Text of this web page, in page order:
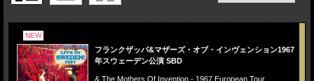
NEW
フランクザッパ&マザーズ・オブ・インヴェンション1967
年スウェーデン公演 SBD
& The Mothers Of Invention - 1967 European Tour